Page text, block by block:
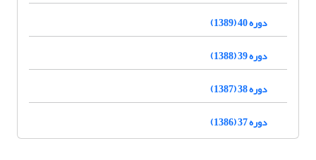
دوره 40 (1389)
دوره 39 (1388)
دوره 38 (1387)
دوره 37 (1386)